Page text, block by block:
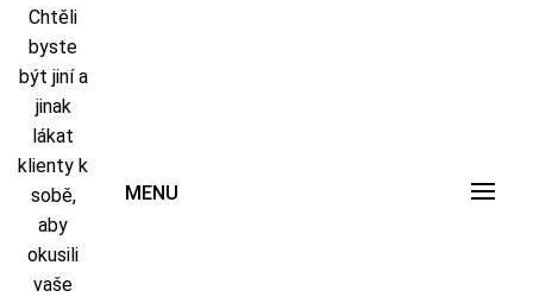
Chtěli
byste
být jiní a
jinak
lákat
klienty k
sobě,
aby
okusili
vaše
MENU